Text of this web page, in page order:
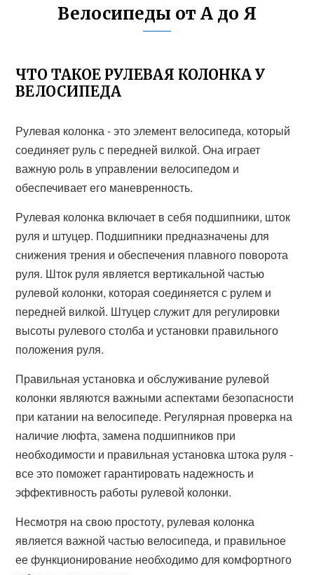
Велосипеды от А до Я
ЧТО ТАКОЕ РУЛЕВАЯ КОЛОНКА У
ВЕЛОСИПЕДА
Рулевая колонка - это элемент велосипеда, который
соединяет руль с передней вилкой. Она играет
важную роль в управлении велосипедом и
обеспечивает его маневренность.
Рулевая колонка включает в себя подшипники, шток
руля и штуцер. Подшипники предназначены для
снижения трения и обеспечения плавного поворота
руля. Шток руля является вертикальной частью
рулевой колонки, которая соединяется с рулем и
передней вилкой. Штуцер служит для регулировки
высоты рулевого столба и установки правильного
положения руля.
Правильная установка и обслуживание рулевой
колонки являются важными аспектами безопасности
при катании на велосипеде. Регулярная проверка на
наличие люфта, замена подшипников при
необходимости и правильная установка штока руля -
все это поможет гарантировать надежность и
эффективность работы рулевой колонки.
Несмотря на свою простоту, рулевая колонка
является важной частью велосипеда, и правильное
ее функционирование необходимо для комфортного